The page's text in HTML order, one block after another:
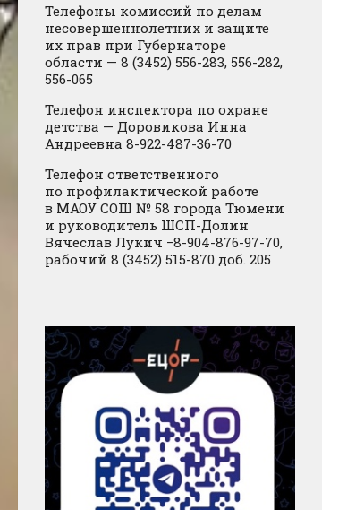
Телефоны комиссий по делам
несовершеннолетних и защите
их прав при Губернаторе
области — 8 (3452) 556-283, 556-282,
556-065
Телефон инспектора по охране
детства — Доровикова Инна
Андреевна 8-922-487-36-70
Телефон ответственного
по профилактической работе
в МАОУ СОШ № 58 города Тюмени
и руководитель ШСП-Долин
Вячеслав Лукич −8-904-876-97-70,
рабочий 8 (3452) 515-870 доб. 205